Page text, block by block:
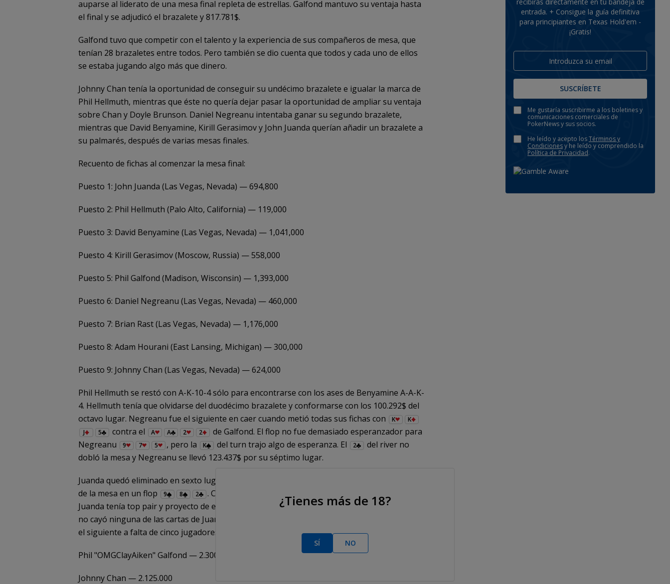
auparse al liderato de una mesa final repleta de estrellas. Galfond mantuvo su ventaja hasta
el final y se adjudicó el brazalete y 817.781$.
Galfond tuvo que competir con el talento y la experiencia de sus compañeros de mesa, que
tenían 28 brazaletes entre todos. Pero también se dio cuenta que todos y cada uno de ellos
se estaba jugando algo más que dinero.
Johnny Chan tenía la oportunidad de conseguir su undécimo brazalete e igualar la marca de
Phil Hellmuth, mientras que éste no quería dejar pasar la oportunidad de ampliar su ventaja
sobre Chan y Doyle Brunson. Daniel Negreanu intentaba ganar su segundo brazalete,
mientras que David Benyamine, Kirill Gerasimov y John Juanda querían añadir un brazalete a
su palmarés, después de varias mesas finales.
Recuento de fichas al comenzar la mesa final:
Puesto 1: John Juanda (Las Vegas, Nevada) — 694,800
Puesto 2: Phil Hellmuth (Palo Alto, California) — 119,000
Puesto 3: David Benyamine (Las Vegas, Nevada) — 1,041,000
Puesto 4: Kirill Gerasimov (Moscow, Russia) — 558,000
Puesto 5: Phil Galfond (Madison, Wisconsin) — 1,393,000
Puesto 6: Daniel Negreanu (Las Vegas, Nevada) — 460,000
Puesto 7: Brian Rast (Las Vegas, Nevada) — 1,176,000
Puesto 8: Adam Hourani (East Lansing, Michigan) — 300,000
Puesto 9: Johnny Chan (Las Vegas, Nevada) — 624,000
Phil Hellmuth se restó con A-K-10-4 sólo para encontrarse con los ases de Benyamine A-A-K-
4. Hellmuth tenía que olvidarse del duodécimo brazalete y conformarse con los 100.292$ del
octavo lugar. Negreanu fue el siguiente en caer cuando metió todas sus fichas con
K
K
J
5 contra el A A 2 2
de Galfond. El flop no fue demasiado esperanzador para
Negreanu
9 7 5 , pero la K del turn trajo algo de esperanza. El 2
del river no
dobló la mesa y Negreanu se llevó 123.437$ por su séptimo lugar.
Juanda quedó eliminado en sexto lugar (154.296$) cuando todas sus fichas fueron al centro
de la mesa en un flop
9 8 2 . Chan iba por delante con sus dobles
Juanda tenía top pair y proyecto de escalera de color
10 7 9 K
. Sorprendentemente
no cayó ninguna de las cartas de Juanda, que era un ligero favorito en el flop. El recuento era
el siguiente a falta de cinco jugadores:
Phil "OMGClayAiken" Galfond — 2.300.000
Johnny Chan — 2.125.000
entrada. + Consigue la guía definitiva
para principiantes en Texas Hold'em -
¡Gratis!
SUSCRÍBETE
Me gustaría suscribirme a los boletines y
comunicaciones comerciales de
PokerNews y sus socios.
He leído y acepto losTérminos y
Condicionesy he leído y comprendido la
Política de Privacidad.
¿Tienes más de 18?
SÍ NO